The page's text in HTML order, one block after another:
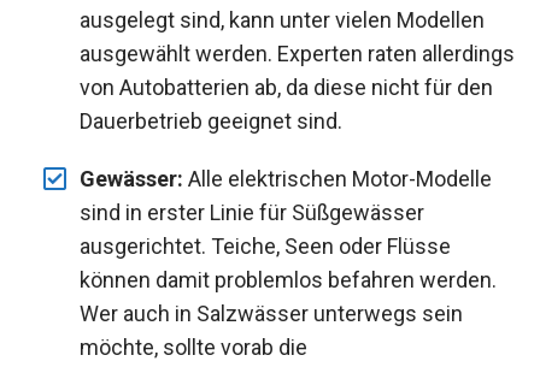
ausgelegt sind, kann unter vielen Modellen
ausgewählt werden. Experten raten allerdings
von Autobatterien ab, da diese nicht für den
Dauerbetrieb geeignet sind.
Gewässer: Alle elektrischen Motor-Modelle
sind in erster Linie für Süßgewässer
ausgerichtet. Teiche, Seen oder Flüsse
können damit problemlos befahren werden.
Wer auch in Salzwässer unterwegs sein
möchte, sollte vorab die